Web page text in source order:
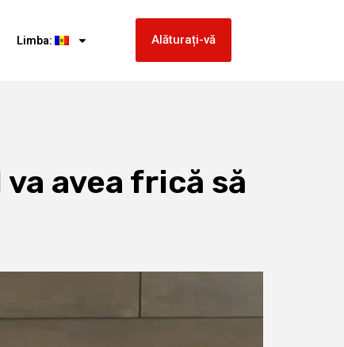
Limba: Alăturați-vă
avea frică să